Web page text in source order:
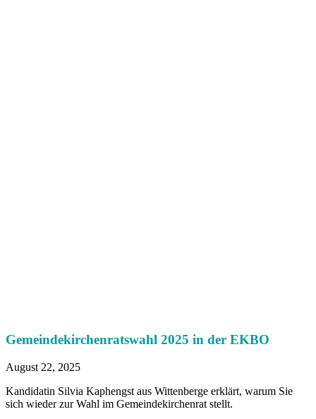
Gemeindekirchenratswahl 2025 in der EKBO
August 22, 2025
Kandidatin Silvia Kaphengst aus Wittenberge erklärt, warum Sie
sich wieder zur Wahl im Gemeindekirchenrat stellt.